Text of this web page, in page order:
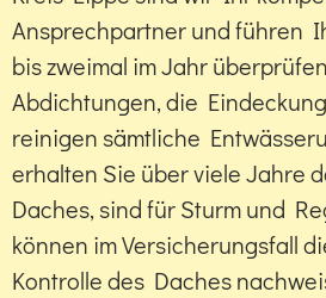
Ansprechpartner und führen
bis zweimal im Jahr
Abdichtungen, die
reinigen sämtliche
erhalten Sie über viele Jahre
Daches, sind für Sturm und
können im Versicherungsfall
Kontrolle des Daches